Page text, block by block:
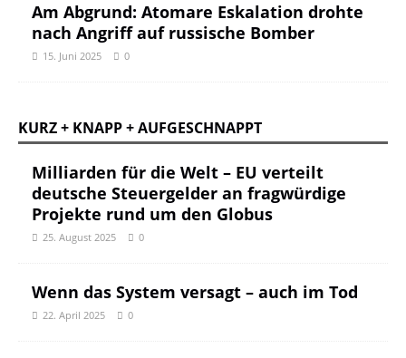
Am Abgrund: Atomare Eskalation drohte
nach Angriff auf russische Bomber
15. Juni 2025 0
KURZ + KNAPP + AUFGESCHNAPPT
Milliarden für die Welt – EU verteilt
deutsche Steuergelder an fragwürdige
Projekte rund um den Globus
25. August 2025 0
Wenn das System versagt – auch im Tod
22. April 2025 0